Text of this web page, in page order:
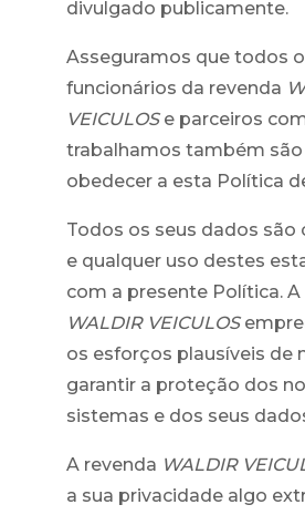
divulgado publicamente.
Asseguramos que todos
funcionários da revenda
VEICULOSe parceiros
trabalhamos também
obedecer a esta Política
Todos os seus dados são
e qualquer uso destes
com a presente Política. A
WALDIR VEICULOS
os esforços plausíveis de
garantir a proteção dos
sistemas e dos seus
A revenda WALDIR
a sua privacidade algo